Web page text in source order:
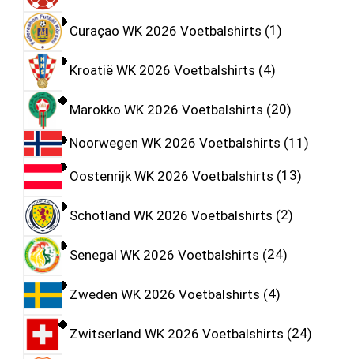
Curaçao WK 2026 Voetbalshirts 1
Kroatië WK 2026 Voetbalshirts 4
Marokko WK 2026 Voetbalshirts 20
Noorwegen WK 2026 Voetbalshirts 11
Oostenrijk WK 2026 Voetbalshirts 13
Schotland WK 2026 Voetbalshirts 2
Senegal WK 2026 Voetbalshirts 24
Zweden WK 2026 Voetbalshirts 4
Zwitserland WK 2026 Voetbalshirts 24